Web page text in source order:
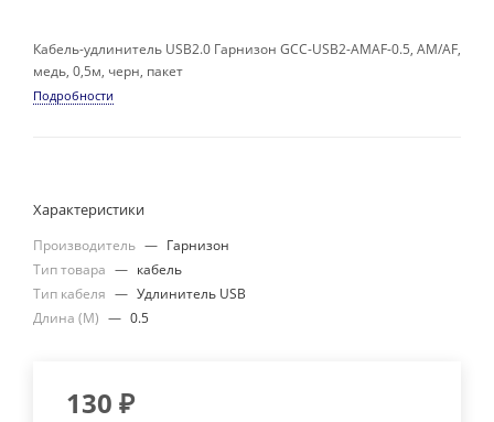
Кабель-удлинитель USB2.0 Гарнизон GCC-USB2-AMAF-0.5, AM/AF,
медь, 0,5м, черн, пакет
Подробности
Характеристики
Производитель — Гарнизон
Тип товара — кабель
Тип кабеля — Удлинитель USB
Длина (М) — 0.5
130 ₽